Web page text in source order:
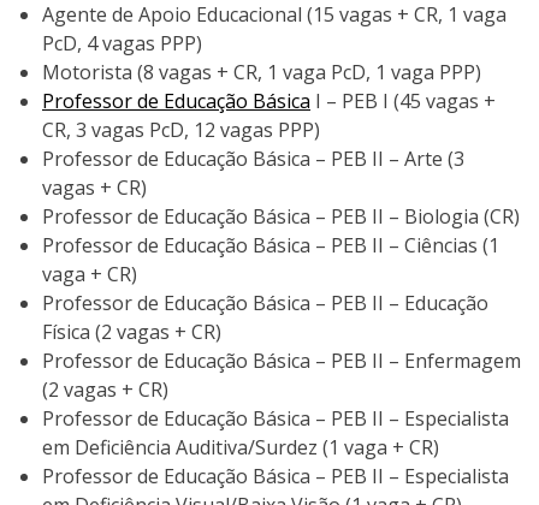
Agente de Apoio Educacional (15 vagas + CR, 1 vaga
PcD, 4 vagas PPP)
Motorista (8 vagas + CR, 1 vaga PcD, 1 vaga PPP)
Professor de Educação Básica I – PEB I (45 vagas +
CR, 3 vagas PcD, 12 vagas PPP)
Professor de Educação Básica – PEB II – Arte (3
vagas + CR)
Professor de Educação Básica – PEB II – Biologia (CR)
Professor de Educação Básica – PEB II – Ciências (1
vaga + CR)
Professor de Educação Básica – PEB II – Educação
Física (2 vagas + CR)
Professor de Educação Básica – PEB II – Enfermagem
(2 vagas + CR)
Professor de Educação Básica – PEB II – Especialista
em Deficiência Auditiva/Surdez (1 vaga + CR)
Professor de Educação Básica – PEB II – Especialista